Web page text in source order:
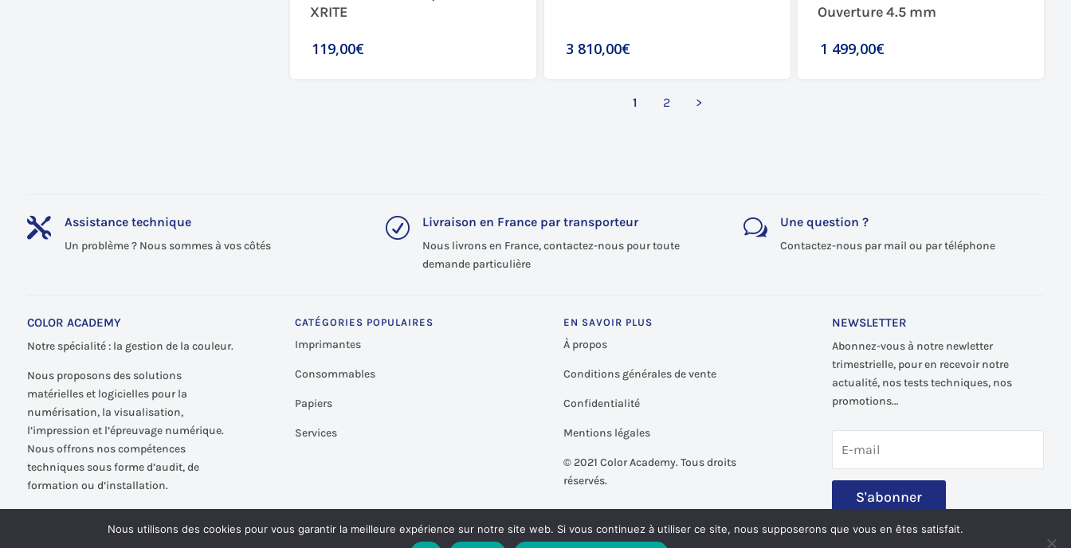
XRITE
119,00€ 3 810,00€
Ouverture 4.5 mm
1 499,00€
1 2 >
 Assistance technique
Un problème ? Nous sommes à vos côtés
R Livraison en France par transporteur
Nous livrons en France, contactez-nous pour toute
demande particulière
w Une question ?
Contactez-nous par mail ou par téléphone
COLOR ACADEMY
Notre spécialité : la gestion de la couleur.
Nous proposons des solutions
matérielles et logicielles pour la
numérisation, la visualisation,
l’impression et l’épreuvage numérique.
Nous offrons nos compétences
techniques sous forme d’audit, de
formation ou d’installation.
CATÉGORIES POPULAIRES
Imprimantes
Consommables
Papiers
Services
EN SAVOIR PLUS
À propos
Conditions générales de vente
Confidentialité
Mentions légales
© 2021 Color Academy. Tous droits
réservés.
NEWSLETTER
Abonnez-vous à notre newletter
trimestrielle, pour en recevoir notre
actualité, nos tests techniques, nos
promotions…
S'abonner
Nous utilisons des cookies pour vous garantir la meilleure expérience sur notre site web. Si vous continuez à utiliser ce site, nous supposerons que vous en êtes satisfait.